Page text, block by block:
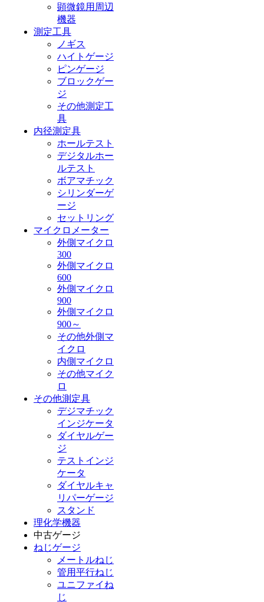
顕微鏡用周辺
機器
測定工具
ノギス
ハイトゲージ
ピンゲージ
ブロックゲー
ジ
その他測定工
具
内径測定具
ホールテスト
デジタルホー
ルテスト
ボアマチック
シリンダーゲ
ージ
セットリング
マイクロメーター
外側マイクロ
300
外側マイクロ
600
外側マイクロ
900
外側マイクロ
900～
その他外側マ
イクロ
内側マイクロ
その他マイク
ロ
その他測定具
デジマチック
インジケータ
ダイヤルゲー
ジ
テストインジ
ケータ
ダイヤルキャ
リパーゲージ
スタンド
理化学機器
中古ゲージ
ねじゲージ
メートルねじ
管用平行ねじ
ユニファイね
じ